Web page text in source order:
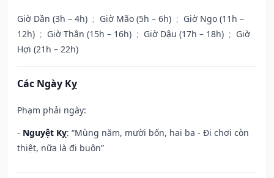
Giờ Dần (3h – 4h) ; Giờ Mão (5h – 6h) ; Giờ Ngọ (11h –
12h) ; Giờ Thân (15h – 16h) ; Giờ Dậu (17h – 18h) ; Giờ
Hợi (21h – 22h)
Các Ngày Kỵ
Phạm phải ngày:
- Nguyệt Kỵ: “Mùng năm, mười bốn, hai ba - Đi chơi còn
thiệt, nữa là đi buôn”